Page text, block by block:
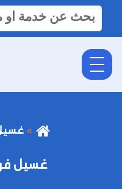
البحث
عن:
غسيل